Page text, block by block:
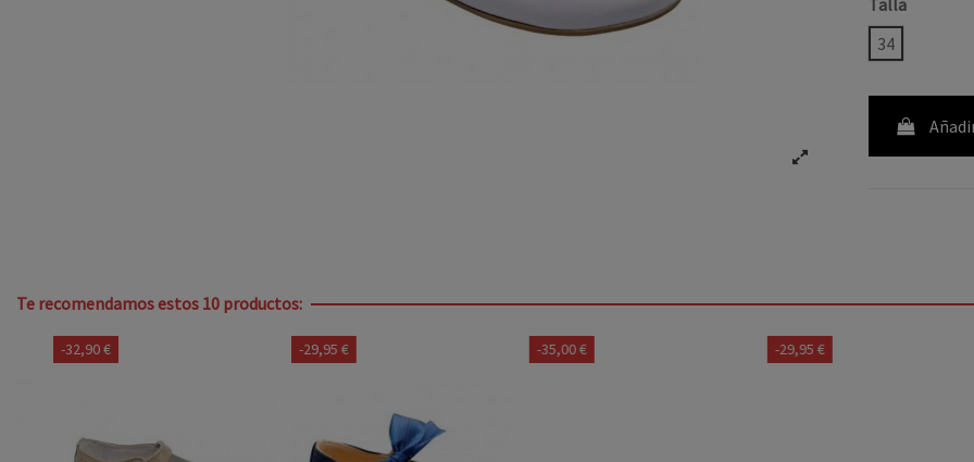
34
Te recomendamos estos 10 productos:
-32,90 € -29,95 € -35,00 € -29,95 €